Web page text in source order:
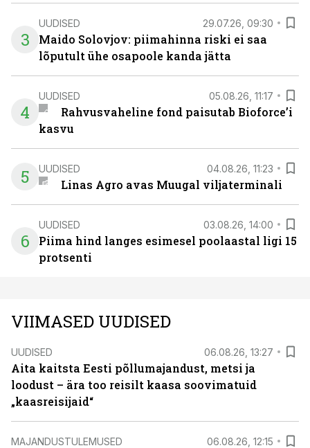
3
UUDISED 29.07.26, 09:30
Maido Solovjov: piimahinna riski ei saa
lõputult ühe osapoole kanda jätta
4
UUDISED 05.08.26, 11:17
Rahvusvaheline fond paisutab Bioforce’i
kasvu
5 UUDISED 04.08.26, 11:23
Linas Agro avas Muugal viljaterminali
6
UUDISED 03.08.26, 14:00
Piima hind langes esimesel poolaastal ligi 15
protsenti
VIIMASED UUDISED
UUDISED 06.08.26, 13:27
Aita kaitsta Eesti põllumajandust, metsi ja
loodust – ära too reisilt kaasa soovimatuid
„kaasreisijaid“
MAJANDUSTULEMUSED 06.08.26, 12:15